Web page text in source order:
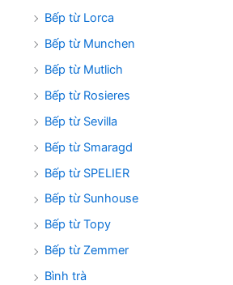
Bếp từ Lorca
Bếp từ Munchen
Bếp từ Mutlich
Bếp từ Rosieres
Bếp từ Sevilla
Bếp từ Smaragd
Bếp từ SPELIER
Bếp từ Sunhouse
Bếp từ Topy
Bếp từ Zemmer
Bình trà